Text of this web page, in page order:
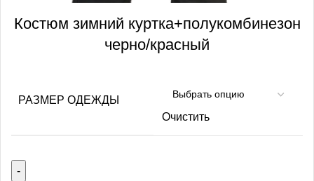
Костюм зимний куртка+полукомбинезон
черно/красный
РАЗМЕР ОДЕЖДЫ
Очистить